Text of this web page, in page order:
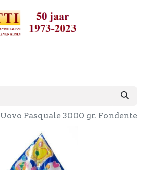
Uovo Pasquale 3000 gr. Fondente